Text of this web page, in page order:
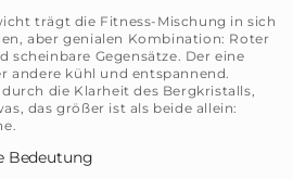
trägt die Fitness-Mischung in sich
aber genialen Kombination: Roter
scheinbare Gegensätze. Der eine
andere kühl und entspannend.
die Klarheit des Bergkristalls,
das größer ist als beide allein:
Bedeutung